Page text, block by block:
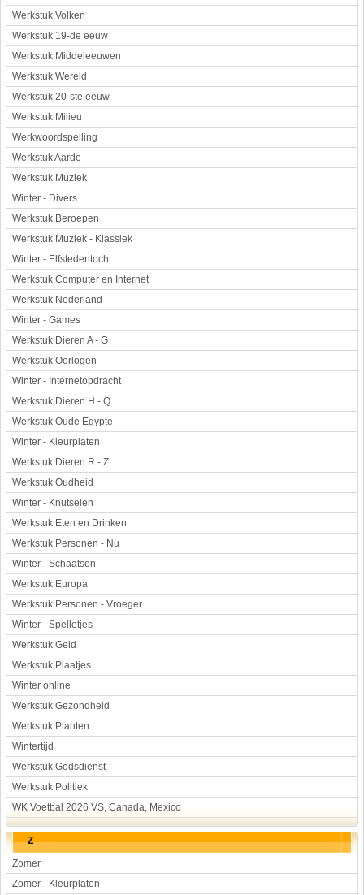
Werkstuk Volken
Werkstuk 19-de eeuw
Werkstuk Middeleeuwen
Werkstuk Wereld
Werkstuk 20-ste eeuw
Werkstuk Milieu
Werkwoordspelling
Werkstuk Aarde
Werkstuk Muziek
Winter - Divers
Werkstuk Beroepen
Werkstuk Muziek - Klassiek
Winter - Elfstedentocht
Werkstuk Computer en Internet
Werkstuk Nederland
Winter - Games
Werkstuk Dieren A - G
Werkstuk Oorlogen
Winter - Internetopdracht
Werkstuk Dieren H - Q
Werkstuk Oude Egypte
Winter - Kleurplaten
Werkstuk Dieren R - Z
Werkstuk Oudheid
Winter - Knutselen
Werkstuk Eten en Drinken
Werkstuk Personen - Nu
Winter - Schaatsen
Werkstuk Europa
Werkstuk Personen - Vroeger
Winter - Spelletjes
Werkstuk Geld
Werkstuk Plaatjes
Winter online
Werkstuk Gezondheid
Werkstuk Planten
Wintertijd
Werkstuk Godsdienst
Werkstuk Politiek
WK Voetbal 2026 VS, Canada, Mexico
Z
Zomer
Zomer - Kleurplaten